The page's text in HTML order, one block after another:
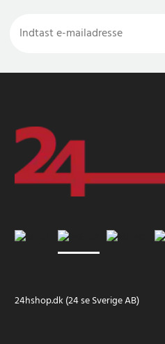
24hshop.dk (24 se Sverige AB)